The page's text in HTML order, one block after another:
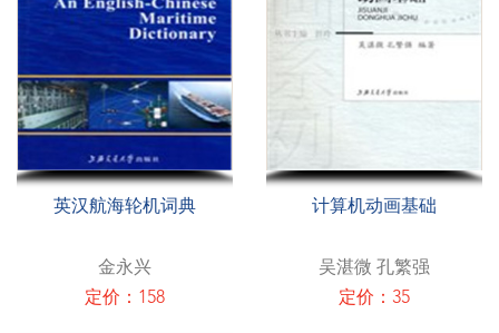
英汉航海轮机词典
金永兴
定价：158
计算机动画基础
吴湛微 孔繁强
定价：35